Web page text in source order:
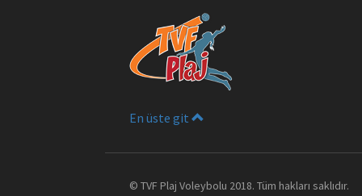
En üste git
© TVF Plaj Voleybolu 2018. Tüm hakları saklıdır.